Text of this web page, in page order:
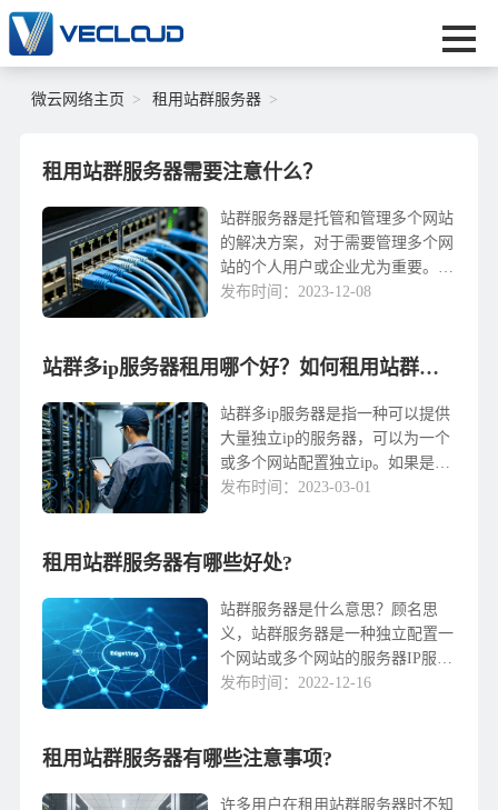
微云网络主页 租用站群服务器
租用站群服务器需要注意什么？
站群服务器是托管和管理多个网站
的解决方案，对于需要管理多个网
站的个人用户或企业尤为重要。在
选择和租用站群服务器时，需要考
绍一些值得注意的要点，以帮助您
定。1. 选择可靠的服务提供商选择
一个可靠和专业的站群服务器...
发布时间：2023-12-08
站群多ip服务器租用哪个好？如何租用站群服务器
站群多ip服务器是指一种可以提供
大量独立ip的服务器，可以为一个
或多个网站配置独立ip。如果是一
般的物理服务器，大多数都配备了
器可以提供多达256个独立的ip，
化非常有帮助。关于站群多ip服务
器，有很多名...
发布时间：2023-03-01
租用站群服务器有哪些好处?
站群服务器是什么意思？顾名思
义，站群服务器是一种独立配置一
个网站或多个网站的服务器IP服务
器。因此，与普通服务器相比，站
么好处呢？租用站群服务器的优
于不同的人来说，自然有不同的作
发布时间：2022-12-16
租用站群服务器有哪些注意事项?
许多用户在租用站群服务器时不知